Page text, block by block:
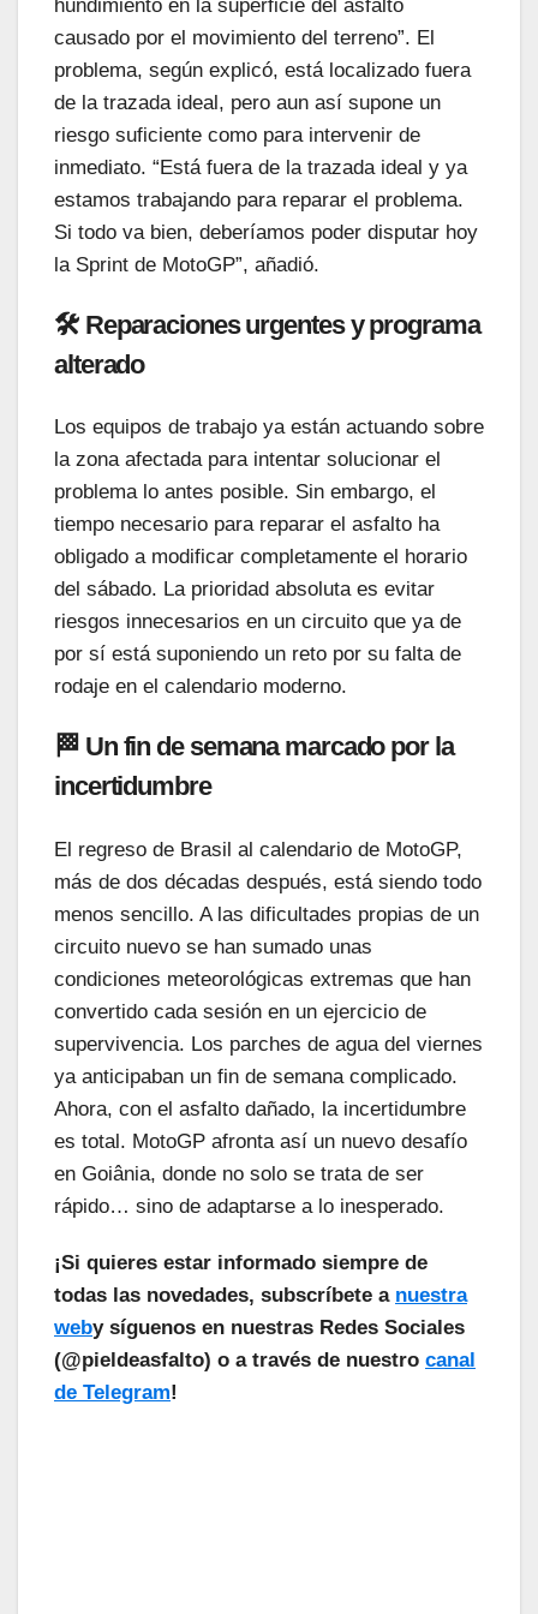
hundimiento en la superficie del asfalto
causado por el movimiento del terreno”. El
problema, según explicó, está localizado fuera
de la trazada ideal, pero aun así supone un
riesgo suficiente como para intervenir de
inmediato. “Está fuera de la trazada ideal y ya
estamos trabajando para reparar el problema.
Si todo va bien, deberíamos poder disputar hoy
la Sprint de MotoGP”, añadió.
🛠️ Reparaciones urgentes y programa
alterado
Los equipos de trabajo ya están actuando sobre
la zona afectada para intentar solucionar el
problema lo antes posible. Sin embargo, el
tiempo necesario para reparar el asfalto ha
obligado a modificar completamente el horario
del sábado. La prioridad absoluta es evitar
riesgos innecesarios en un circuito que ya de
por sí está suponiendo un reto por su falta de
rodaje en el calendario moderno.
🏁 Un fin de semana marcado por la
incertidumbre
El regreso de Brasil al calendario de MotoGP,
más de dos décadas después, está siendo todo
menos sencillo. A las dificultades propias de un
circuito nuevo se han sumado unas
condiciones meteorológicas extremas que han
convertido cada sesión en un ejercicio de
supervivencia. Los parches de agua del viernes
ya anticipaban un fin de semana complicado.
Ahora, con el asfalto dañado, la incertidumbre
es total. MotoGP afronta así un nuevo desafío
en Goiânia, donde no solo se trata de ser
rápido… sino de adaptarse a lo inesperado.
¡Si quieres estar informado siempre de
todas las novedades, subscríbete a nuestra
weby síguenos en nuestras Redes Sociales
(@pieldeasfalto) o a través de nuestro canal
de Telegram!